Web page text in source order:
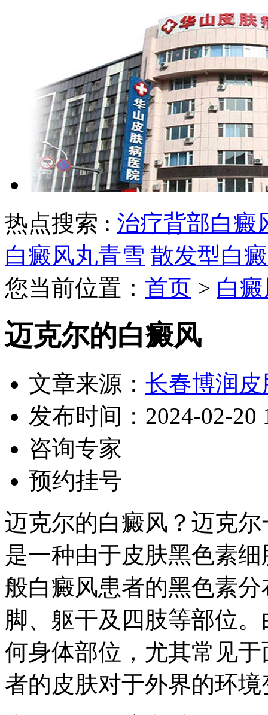
热点搜索 : 治疗背部白癜
白癜风丸青雪 散发型白
您当前位置： 首页 > 白
迈克尔的白癜风
文章来源： 长春博润
发布时间：2024-02-20
咨询专家
预约挂号
迈克尔的白癜风？迈克
是一种由于皮肤黑色素
般白癜风患者的黑色素
脚、躯干及四肢等部位
何身体部位，尤其常见
者的皮肤对于外界的环